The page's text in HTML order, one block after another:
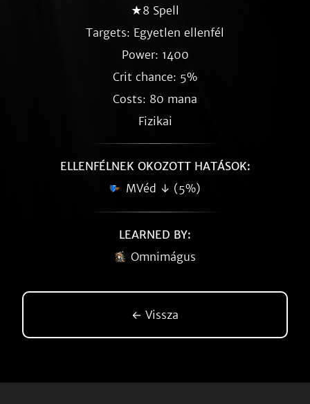
★8 Spell
Targets: Egyetlen ellenfél
Power: 1400
Crit chance: 5%
Costs: 80 mana
Fizikai
ELLENFÉLNEK OKOZOTT HATÁSOK:
MVéd ↓ (5%)
LEARNED BY:
Omnimágus
← Vissza